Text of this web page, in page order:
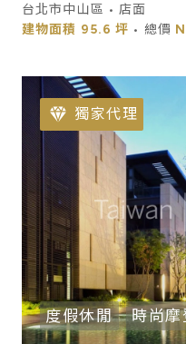
台北市中山區 • 店面
建物面積 95.6 坪 • 總價
獨家代理
度假休閒 時尚摩